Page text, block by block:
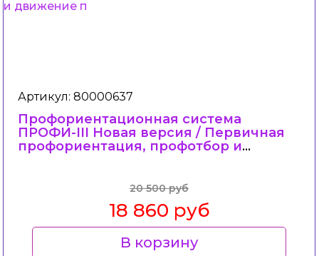
Артикул: 80000637
Профориентационная система
ПРОФИ-III Новая версия / Первичная
профориентация, профотбор и
20 500 руб
18 860 руб
В корзину